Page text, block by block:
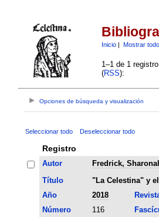
Inicio| Mostrar todo
1–1 de 1
(RSS):
Opciones de búsqueda y visualización
Seleccionar todo Deseleccionar todo
Registro
Autor
Fredrick,
Título
"La Celestina" y
Año
2018
Número
116